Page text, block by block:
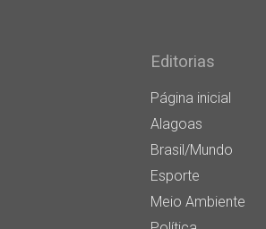
Editorias
Página inicial
Alagoas
Brasil/Mundo
Esporte
Meio Ambiente